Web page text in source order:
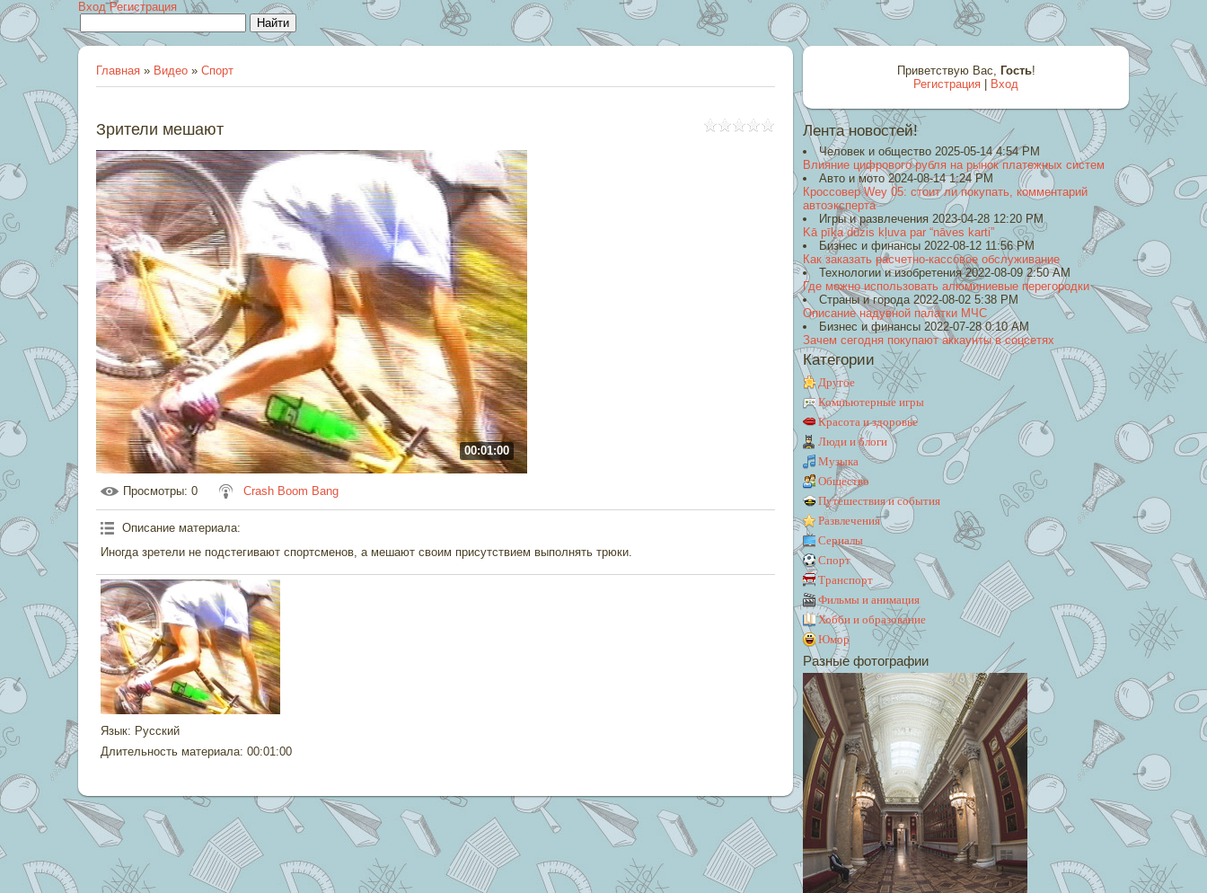
Вход Регистрация
Главная » Видео » Спорт
Зрители мешают
00:01:00
Просмотры: 0 Crash Boom Bang
Описание материала:
Иногда зретели не подстегивают спортсменов, а мешают своим присутствием выполнять трюки.
Язык: Русский
Длительность материала: 00:01:00
Приветствую Вас, Гость!
Регистрация
Вход
Лента новостей!
Человек и общество 2025-05-14 4:54 PM
Влияние цифрового рубля на рынок платежных систем
Авто и мото 2024-08-14 1:24 PM
Кроссовер Wey 05: стоит ли покупать, комментарий
автоэксперта
Игры и развлечения 2023-04-28 12:20 PM
Kā pīķa dūzis kļuva par “nāves karti”
Бизнес и финансы 2022-08-12 11:56 PM
Как заказать расчетно-кассовое обслуживание
Технологии и изобретения 2022-08-09 2:50 AM
Где можно использовать алюминиевые перегородки
Страны и города 2022-08-02 5:38 PM
Описание надувной палатки МЧС
Бизнес и финансы 2022-07-28 0:10 AM
Зачем сегодня покупают аккаунты в соцсетях
Категории
Другое
Компьютерные игры
Красота и здоровье
Люди и блоги
Музыка
Общество
Путешествия и события
Развлечения
Сериалы
Спорт
Транспорт
Фильмы и анимация
Хобби и образование
Юмор
Разные фотографии